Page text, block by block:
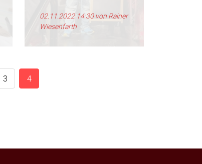
02.11.2022 14:30von Rainer
Wiesenfarth
3 4